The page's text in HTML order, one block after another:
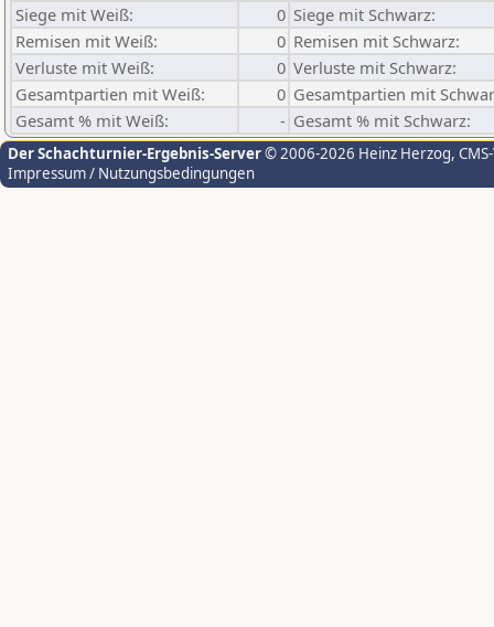
Siege mit Weiß:
0 Siege mit Schwarz:
Remisen mit Weiß:
0 Remisen mit Schwarz:
Verluste mit Weiß:
0 Verluste mit Schwarz:
Gesamtpartien mit Weiß:
0 Gesamtpartien mit
Gesamt % mit Weiß:
- Gesamt % mit Schwarz:
Der Schachturnier-Ergebnis-Server© 2006-2026 Heinz Herzog,
Impressum / Nutzungsbedingungen